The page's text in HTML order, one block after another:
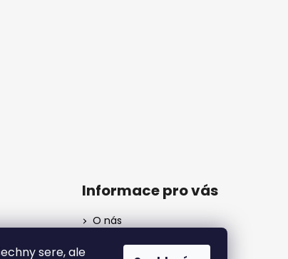
sere, ale
Informace pro vás
O nás
Doprava a platba